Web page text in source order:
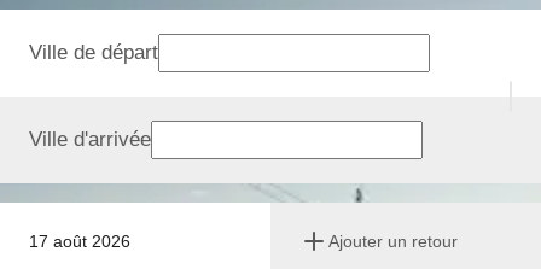
17 août 2026 Ajouter un retour
Ville de départ
Ville d'arrivée